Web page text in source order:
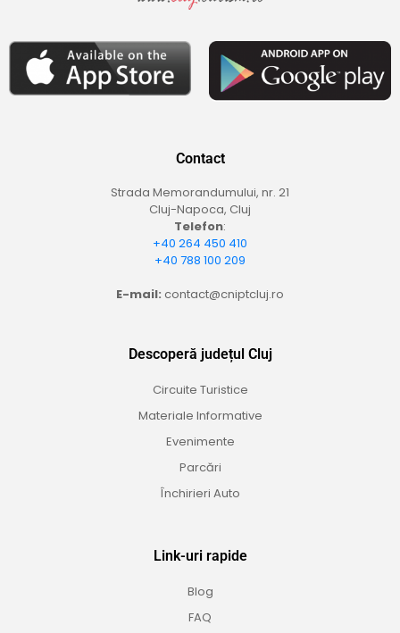
Contact
Strada Memorandumului, nr. 21
Cluj-Napoca, Cluj
Telefon:
+40 264 450 410
+40 788 100 209
E-mail: contact@cniptcluj.ro
Descoperă județul Cluj
Circuite Turistice
Materiale Informative
Evenimente
Parcări
Închirieri Auto
Link-uri rapide
Blog
FAQ